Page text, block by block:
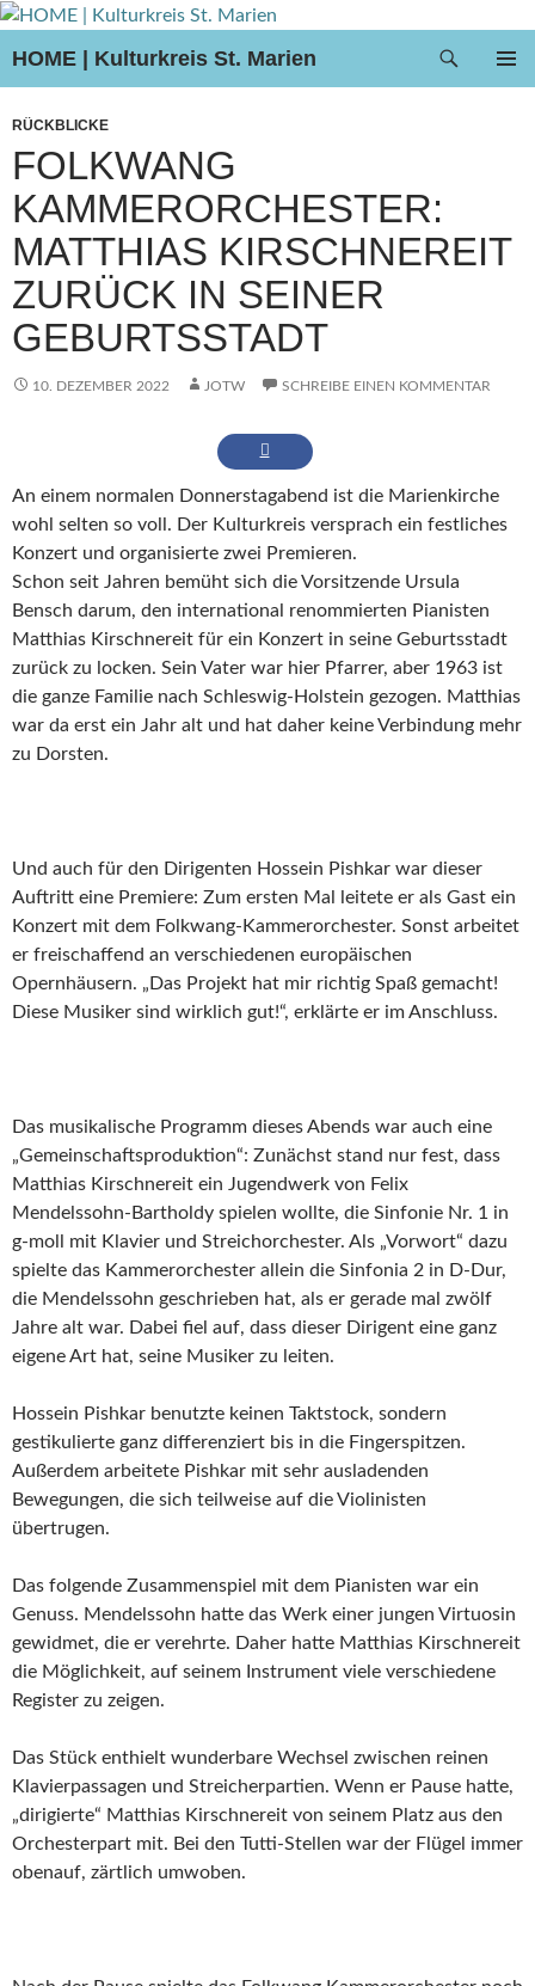
HOME | Kulturkreis St. Marien
SPRINGEN
RÜCKBLICKE
FOLKWANG
KAMMERORCHESTER:
MATTHIAS KIRSCHNEREIT
ZURÜCK IN SEINER
GEBURTSSTADT
10. DEZEMBER 2022 JOTW SCHREIBE EINEN KOMMENTAR
An einem normalen Donnerstagabend ist die Marienkirche
wohl selten so voll. Der Kulturkreis versprach ein festliches
Konzert und organisierte zwei Premieren.
Schon seit Jahren bemüht sich die Vorsitzende Ursula
Bensch darum, den international renommierten Pianisten
Matthias Kirschnereit für ein Konzert in seine Geburtsstadt
zurück zu locken. Sein Vater war hier Pfarrer, aber 1963 ist
die ganze Familie nach Schleswig-Holstein gezogen. Matthias
war da erst ein Jahr alt und hat daher keine Verbindung mehr
zu Dorsten.
Und auch für den Dirigenten Hossein Pishkar war dieser
Auftritt eine Premiere: Zum ersten Mal leitete er als Gast ein
Konzert mit dem Folkwang-Kammerorchester. Sonst arbeitet
er freischaffend an verschiedenen europäischen
Opernhäusern. „Das Projekt hat mir richtig Spaß gemacht!
Diese Musiker sind wirklich gut!“, erklärte er im Anschluss.
Das musikalische Programm dieses Abends war auch eine
„Gemeinschaftsproduktion“: Zunächst stand nur fest, dass
Matthias Kirschnereit ein Jugendwerk von Felix
Mendelssohn-Bartholdy spielen wollte, die Sinfonie Nr. 1 in
g-moll mit Klavier und Streichorchester. Als „Vorwort“ dazu
spielte das Kammerorchester allein die Sinfonia 2 in D-Dur,
die Mendelssohn geschrieben hat, als er gerade mal zwölf
Jahre alt war. Dabei fiel auf, dass dieser Dirigent eine ganz
eigene Art hat, seine Musiker zu leiten.
Hossein Pishkar benutzte keinen Taktstock, sondern
gestikulierte ganz differenziert bis in die Fingerspitzen.
Außerdem arbeitete Pishkar mit sehr ausladenden
Bewegungen, die sich teilweise auf die Violinisten
übertrugen.
Das folgende Zusammenspiel mit dem Pianisten war ein
Genuss. Mendelssohn hatte das Werk einer jungen Virtuosin
gewidmet, die er verehrte. Daher hatte Matthias Kirschnereit
die Möglichkeit, auf seinem Instrument viele verschiedene
Register zu zeigen.
Das Stück enthielt wunderbare Wechsel zwischen reinen
Klavierpassagen und Streicherpartien. Wenn er Pause hatte,
„dirigierte“ Matthias Kirschnereit von seinem Platz aus den
Orchesterpart mit. Bei den Tutti-Stellen war der Flügel immer
obenauf, zärtlich umwoben.